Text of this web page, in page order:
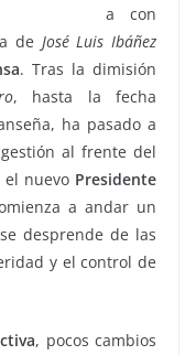
a con
de José Luis Ibáñez
. Tras la dimisión
, hasta la fecha
ha pasado a
al frente del
nuevo Presidente
a andar un
desprende de las
y el control de
, pocos cambios